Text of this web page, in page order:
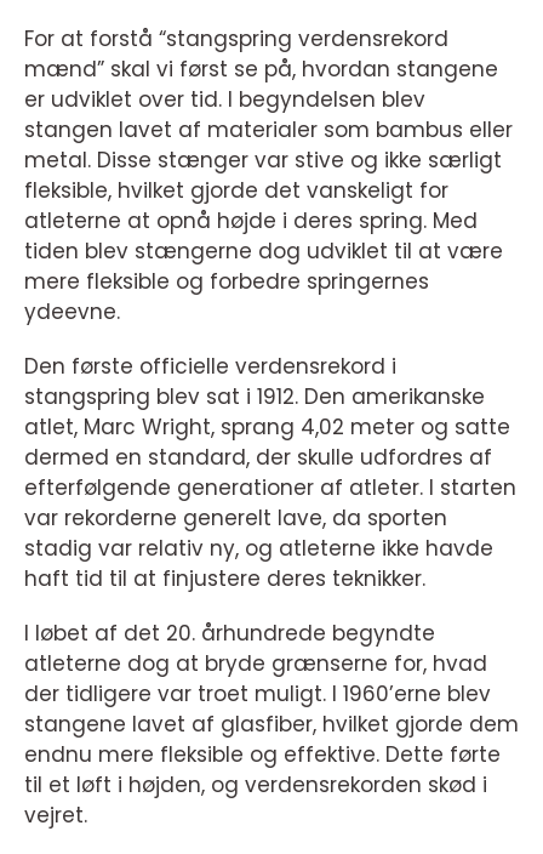
For at forstå “stangspring verdensrekord
mænd” skal vi først se på, hvordan stangene
er udviklet over tid. I begyndelsen blev
stangen lavet af materialer som bambus eller
metal. Disse stænger var stive og ikke særligt
fleksible, hvilket gjorde det vanskeligt for
atleterne at opnå højde i deres spring. Med
tiden blev stængerne dog udviklet til at være
mere fleksible og forbedre springernes
ydeevne.
Den første officielle verdensrekord i
stangspring blev sat i 1912. Den amerikanske
atlet, Marc Wright, sprang 4,02 meter og satte
dermed en standard, der skulle udfordres af
efterfølgende generationer af atleter. I starten
var rekorderne generelt lave, da sporten
stadig var relativ ny, og atleterne ikke havde
haft tid til at finjustere deres teknikker.
I løbet af det 20. århundrede begyndte
atleterne dog at bryde grænserne for, hvad
der tidligere var troet muligt. I 1960’erne blev
stangene lavet af glasfiber, hvilket gjorde dem
endnu mere fleksible og effektive. Dette førte
til et løft i højden, og verdensrekorden skød i
vejret.